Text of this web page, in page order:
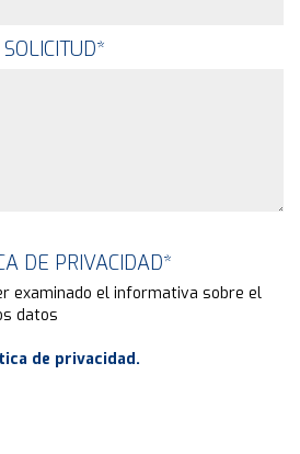
SOLICITUD*
DE PRIVACIDAD*
examinado el informativa sobre el
datos
de privacidad.